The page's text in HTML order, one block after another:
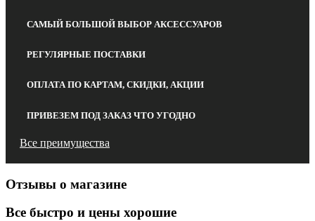
САМЫЙ БОЛЬШОЙ ВЫБОР АКСЕССУАРОВ
РЕГУЛЯРНЫЕ ПОСТАВКИ
ОПЛАТА ПО КАРТАМ, СКИДКИ, АКЦИИ
ПРИВЕЗЕМ ПОД ЗАКАЗ ЧТО УГОДНО
Все преимущества
Отзывы о магазине
Все быстро и цены хорошие